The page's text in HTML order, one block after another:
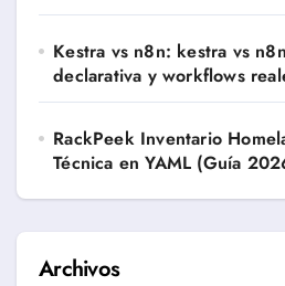
Kestra vs n8n: kestra vs
declarativa y workflows
RackPeek Inventario
Técnica en YAML (Guía
Archivos